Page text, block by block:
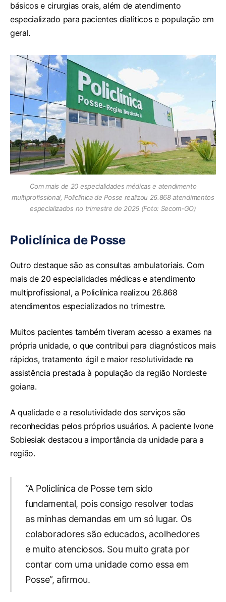
básicos e cirurgias orais, além de atendimento
especializado para pacientes dialíticos e população em
geral.
Com mais de 20 especialidades médicas e atendimento
multiprofissional, Policlínica de Posse realizou 26.868 atendimentos
especializados no trimestre de 2026 (Foto: Secom-GO)
Policlínica de Posse
Outro destaque são as consultas ambulatoriais. Com
mais de 20 especialidades médicas e atendimento
multiprofissional, a Policlínica realizou 26.868
atendimentos especializados no trimestre.
Muitos pacientes também tiveram acesso a exames na
própria unidade, o que contribui para diagnósticos mais
rápidos, tratamento ágil e maior resolutividade na
assistência prestada à população da região Nordeste
goiana.
A qualidade e a resolutividade dos serviços são
reconhecidas pelos próprios usuários. A paciente Ivone
Sobiesiak destacou a importância da unidade para a
região.
“A Policlínica de Posse tem sido
fundamental, pois consigo resolver todas
as minhas demandas em um só lugar. Os
colaboradores são educados, acolhedores
e muito atenciosos. Sou muito grata por
contar com uma unidade como essa em
Posse”, afirmou.